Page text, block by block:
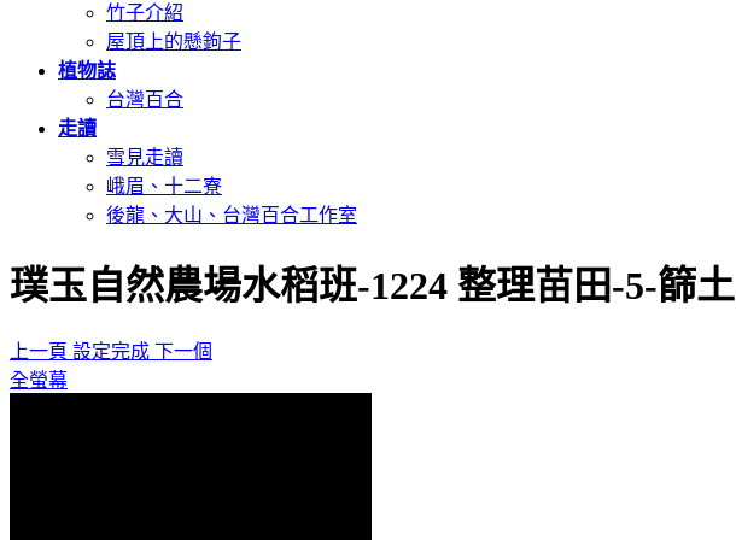
竹子介紹
屋頂上的懸鉤子
植物誌
台灣百合
走讀
雪見走讀
峨眉、十二寮
後龍、大山、台灣百合工作室
璞玉自然農場水稻班-1224 整理苗田-5-篩土
上一頁 設定完成 下一個
全螢幕